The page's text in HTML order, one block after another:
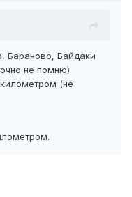
Бараново, Байдаки
не помню)
(не